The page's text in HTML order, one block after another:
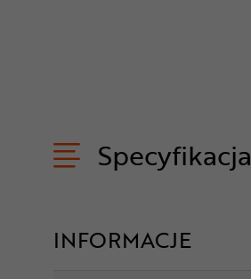
Specyfikacja
INFORMACJE